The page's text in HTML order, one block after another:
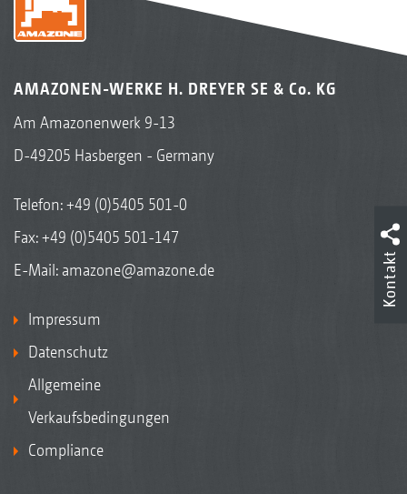
AMAZONEN-WERKE H. DREYER SE & Co. KG
Am Amazonenwerk 9-13
D-49205 Hasbergen - Germany
Telefon:+49 (0)5405 501-0
Fax: +49 (0)5405 501-147
E-Mail: amazone@amazone.de
Impressum
Datenschutz
Allgemeine
Verkaufsbedingungen
Compliance
Kontakt